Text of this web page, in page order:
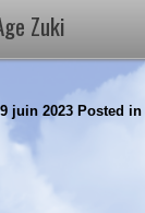
Zuki
juin 2023 Posted in